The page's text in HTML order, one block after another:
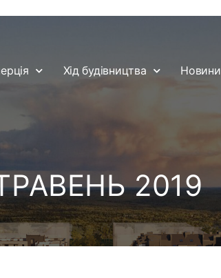
Хід будівництва Новини
2019